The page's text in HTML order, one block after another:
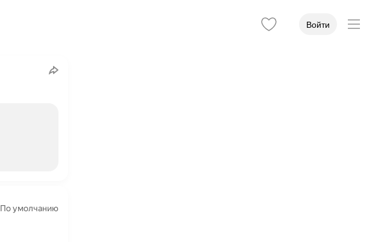
Войти
По умолчанию